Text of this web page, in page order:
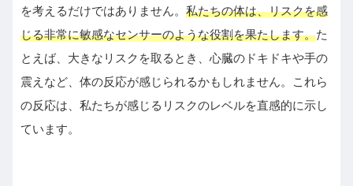
を考えるだけではありません。 私たちの体は、リスクを感
じる非常に敏感なセンサーのような役割を果たします。た
とえば、大きなリスクを取るとき、心臓のドキドキや手の
震えなど、体の反応が感じられるかもしれません。これら
の反応は、私たちが感じるリスクのレベルを直感的に示し
ています。